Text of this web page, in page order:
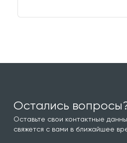
Остались
Оставьте свои контактные
свяжется с вами в ближайшее